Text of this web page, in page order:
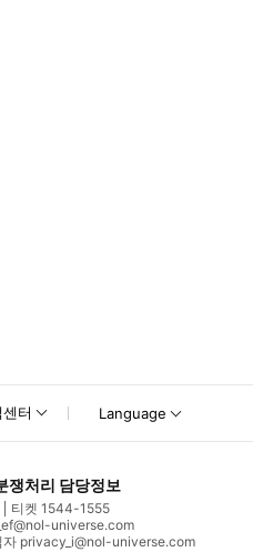
센터 Language
쟁처리 담당정보
티켓 1544-1555
universe.com
자 privacy_i@nol-universe.com